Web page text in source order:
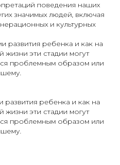
поведения наших
значимых людей, включая
и культурных
развития ребенка и как на
жизни эти стадии могут
проблемным образом или
развития ребенка и как на
жизни эти стадии могут
проблемным образом или